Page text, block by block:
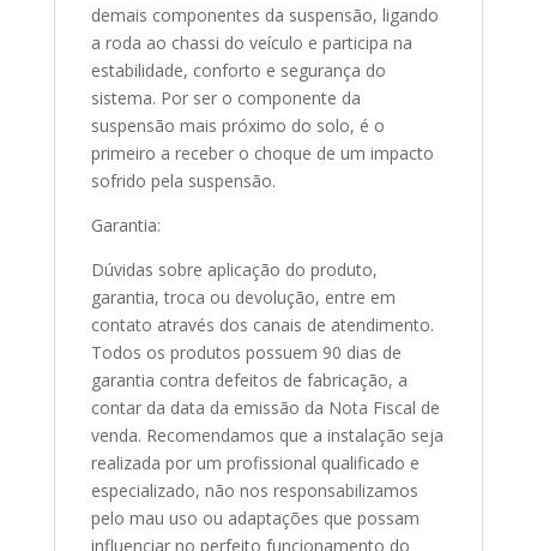
demais componentes da suspensão, ligando
a roda ao chassi do veículo e participa na
estabilidade, conforto e segurança do
sistema. Por ser o componente da
suspensão mais próximo do solo, é o
primeiro a receber o choque de um impacto
sofrido pela suspensão.
Garantia:
Dúvidas sobre aplicação do produto,
garantia, troca ou devolução, entre em
contato através dos canais de atendimento.
Todos os produtos possuem 90 dias de
garantia contra defeitos de fabricação, a
contar da data da emissão da Nota Fiscal de
venda. Recomendamos que a instalação seja
realizada por um profissional qualificado e
especializado, não nos responsabilizamos
pelo mau uso ou adaptações que possam
influenciar no perfeito funcionamento do